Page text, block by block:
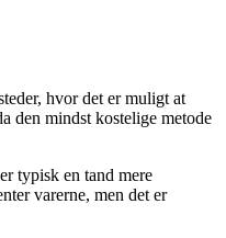
hvor det er muligt at
den mindst kostelige metode
typisk en tand mere
varerne, men det er